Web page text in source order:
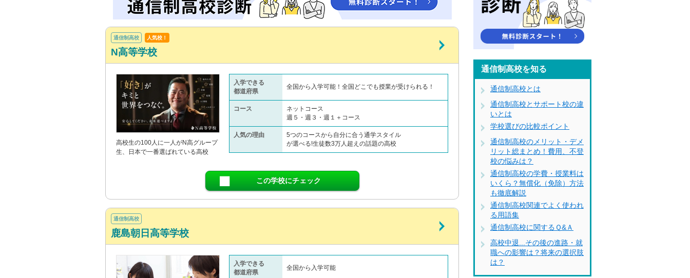
通信制高校 人気校！
N高等学校
高校生の100人に一人がN高グループ
生、日本で一番選ばれている高校
入学できる
都道府県
全国から入学可能！全国どこでも授業が受けられる！
コース
ネットコース
週５・週３・週１＋コース
人気の理由
5つのコースから自分に合う通学スタイル
が選べる!生徒数3万人超えの話題の高校
この学校にチェック
通信制高校
鹿島朝日高等学校
入学できる
都道府県
全国から入学可能
通信制高校を知る
通信制高校とは
通信制高校とサポート校の違
いとは
学校選びの比較ポイント
通信制高校のメリット・デメ
リット総まとめ！費用、不登
校の悩みは？
通信制高校の学費・授業料は
いくら？無償化（免除）方法
も徹底解説
通信制高校関連でよく使われ
る用語集
通信制高校に関するＱ&Ａ
高校中退...その後の進路・就
職への影響は？将来の選択肢
は？